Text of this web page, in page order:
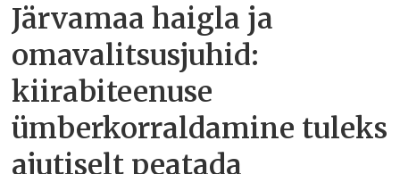
Järvamaa haigla ja
omavalitsusjuhid:
kiirabiteenuse
ümberkorraldamine tuleks
ajutiselt peatada